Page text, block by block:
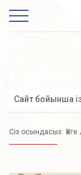
Сіз осындасыз: Үйге